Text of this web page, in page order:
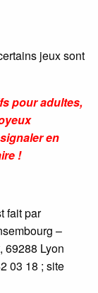
jeux sont
pour adultes,
en
!
fait par
–
69288 Lyon
03 18 ; site